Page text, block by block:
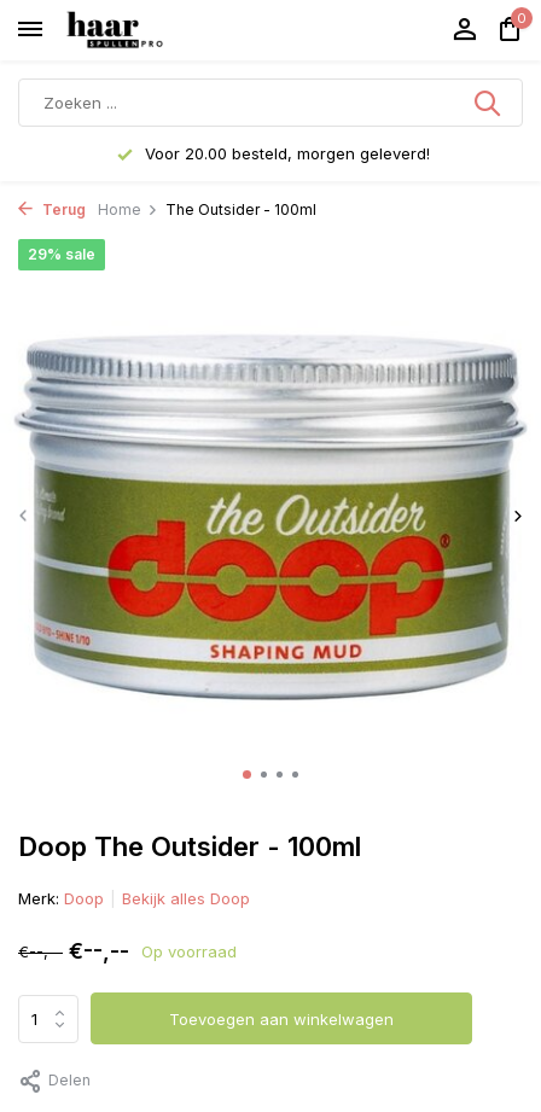
0
Voor 20.00 besteld, morgen geleverd!
Terug Home The Outsider - 100ml
Doop The Outsider - 100ml
29% sale
Merk: Doop Bekijk alles Doop
€--,-- €--,-- Op voorraad
Toevoegen aan winkelwagen
Delen